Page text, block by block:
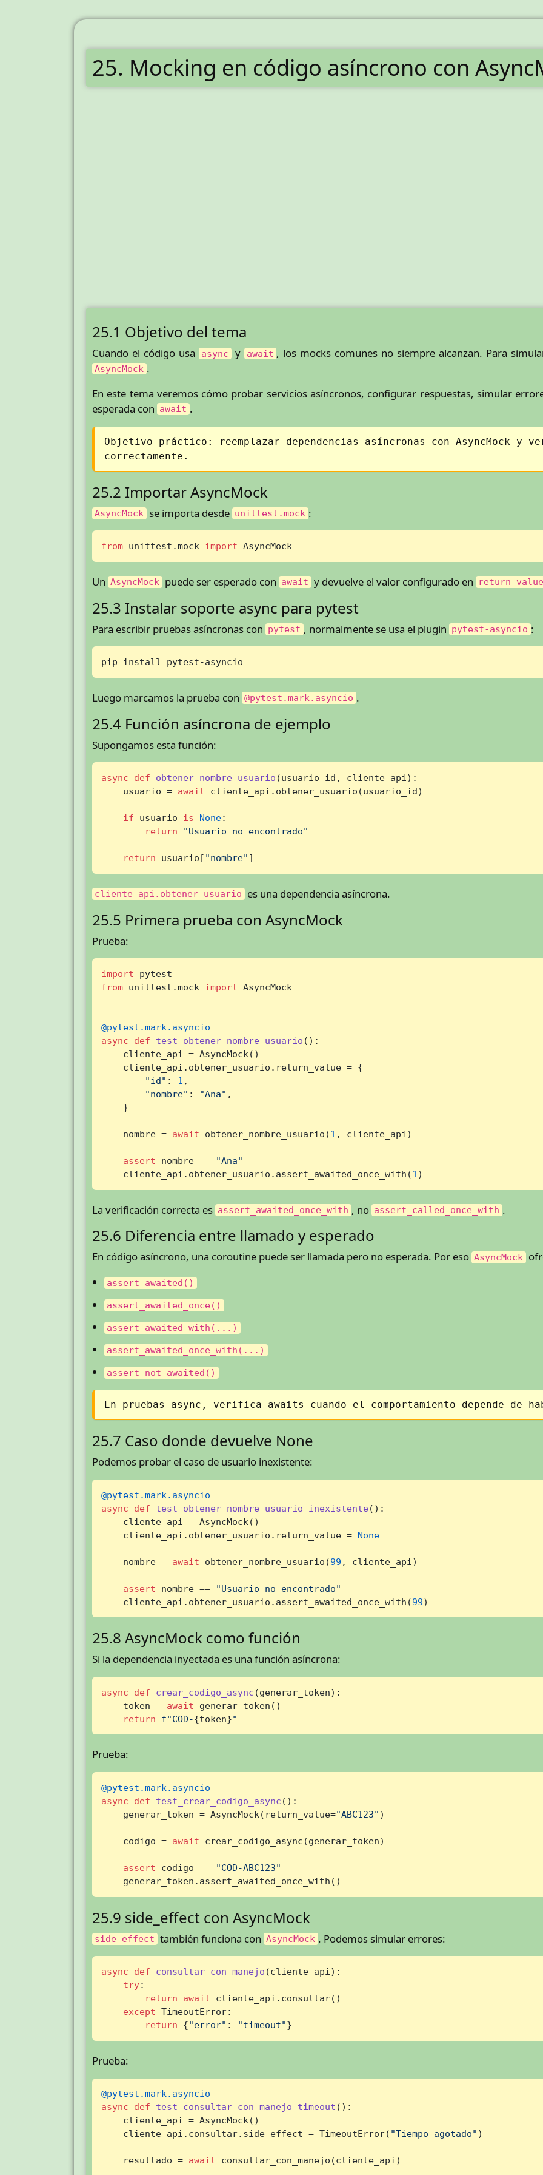
25. Mocking en código asíncrono con
25.1 Objetivo del tema
Cuando el código usa async y await , los mocks comunes no siempre alcanzan. Para
AsyncMock .
En este tema veremos cómo probar servicios asíncronos, configurar respuestas, simular
esperada con await .
Objetivo práctico: reemplazar dependencias asíncronas con AsyncMock y
correctamente.
25.2 Importar AsyncMock
AsyncMock se importa desde unittest.mock :
from unittest.mock import AsyncMock
Un AsyncMock puede ser esperado con await y devuelve el valor configurado en return_value
25.3 Instalar soporte async para pytest
Para escribir pruebas asíncronas con pytest , normalmente se usa el plugin pytest-asyncio :
pip install pytest-asyncio
Luego marcamos la prueba con @pytest.mark.asyncio .
25.4 Función asíncrona de ejemplo
Supongamos esta función:
async def obtener_nombre_usuario (usuario_id, cliente_api ):
    usuario =
await cliente_api.obtener_usuario(usuario_id)
if usuario is None:
return
"Usuario no encontrado"
return usuario[ "nombre" ]
cliente_api.obtener_usuario es una dependencia asíncrona.
25.5 Primera prueba con AsyncMock
Prueba:
import
from unittest.mock import AsyncMock
@pytest.mark.asyncio
async
def test_obtener_nombre_usuario ():
    cliente_api = AsyncMock()
    cliente_api.obtener_usuario.return_value = {
"id" : 1 ,
"nombre" : "Ana" ,
    }
    nombre =
await obtener_nombre_usuario(1 , cliente_api)
assert nombre ==
"Ana"
    cliente_api.obtener_usuario.assert_awaited_once_with(
1 )
La verificación correcta es assert_awaited_once_with , no assert_called_once_with .
25.6 Diferencia entre llamado y esperado
En código asíncrono, una coroutine puede ser llamada pero no esperada. Por eso AsyncMock
assert_awaited()
assert_awaited_once()
assert_awaited_with(...)
assert_awaited_once_with(...)
assert_not_awaited()
En pruebas async, verifica awaits cuando el comportamiento depende de
25.7 Caso donde devuelve None
Podemos probar el caso de usuario inexistente:
@pytest.mark.asyncio
async
def test_obtener_nombre_usuario_inexistente():
    cliente_api = AsyncMock()
    cliente_api.obtener_usuario.return_value =
None
    nombre =
await obtener_nombre_usuario(99 , cliente_api)
assert nombre ==
"Usuario no encontrado"
    cliente_api.obtener_usuario.assert_awaited_once_with(
99)
25.8 AsyncMock como función
Si la dependencia inyectada es una función asíncrona:
async def crear_codigo_async (generar_token):
    token =
await generar_token()
return
f"COD-{token}"
Prueba:
@pytest.mark.asyncio
async
def test_crear_codigo_async ():
    generar_token = AsyncMock(return_value=
"ABC123" )
    codigo =
await crear_codigo_async(generar_token)
assert codigo ==
"COD-ABC123"
    generar_token.assert_awaited_once_with()
25.9 side_effect con AsyncMock
side_effect también funciona con AsyncMock . Podemos simular errores:
async def consultar_con_manejo (cliente_api ):
try:
return
await cliente_api.consultar()
except TimeoutError:
return {"error" : "timeout"}
Prueba:
@pytest.mark.asyncio
async
def test_consultar_con_manejo_timeout ():
    cliente_api = AsyncMock()
    cliente_api.consultar.side_effect = TimeoutError(
"Tiempo agotado" )
    resultado =
await consultar_con_manejo(cliente_api)